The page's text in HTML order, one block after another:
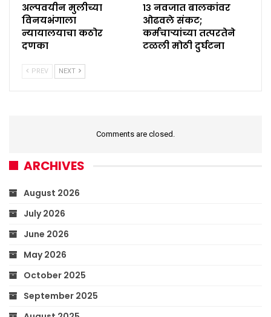
अल्पवयीन मुलीच्या
विनयभंगाला
न्यायालयाचा कठोर
दणका
१३ नवजात बालकांवर
ओढवले संकट;
कर्मचाऱ्यांच्या तत्परतेने
टळली मोठी दुर्घटना
PREV NEXT
Comments are closed.
ARCHIVES
August 2026
July 2026
June 2026
May 2026
October 2025
September 2025